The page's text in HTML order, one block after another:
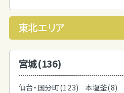
東北エリア
宮城(136)
仙台・国分町(123) 本塩釜(8)